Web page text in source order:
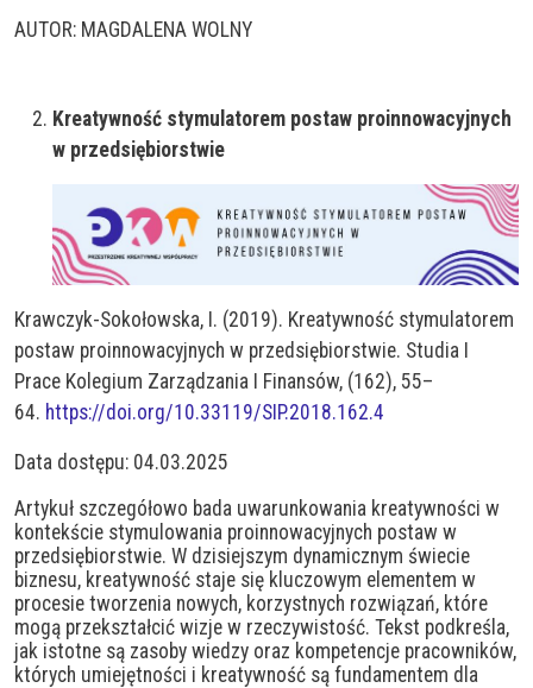
AUTOR: MAGDALENA WOLNY
Kreatywność stymulatorem postaw proinnowacyjnych
w przedsiębiorstwie
Krawczyk-Sokołowska, I. (2019). Kreatywność stymulatorem
postaw proinnowacyjnych w przedsiębiorstwie. Studia I
Prace Kolegium Zarządzania I Finansów, (162), 55–
64. https://doi.org/10.33119/SIP.2018.162.4
Data dostępu: 04.03.2025
Artykuł szczegółowo bada uwarunkowania kreatywności w
kontekście stymulowania proinnowacyjnych postaw w
przedsiębiorstwie. W dzisiejszym dynamicznym świecie
biznesu, kreatywność staje się kluczowym elementem w
procesie tworzenia nowych, korzystnych rozwiązań, które
mogą przekształcić wizje w rzeczywistość. Tekst podkreśla,
jak istotne są zasoby wiedzy oraz kompetencje pracowników,
których umiejętności i kreatywność są fundamentem dla